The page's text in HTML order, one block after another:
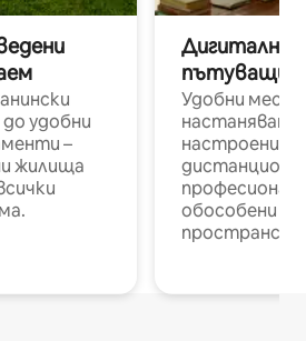
удобни
–
жилища
Дигитални
пътуващи
Удобни
настаняване
настроени и
обособени